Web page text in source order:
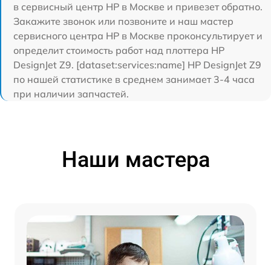
в сервисный центр HP в Москве и привезет обратно.
Закажите звонок или позвоните и наш мастер
сервисного центра HP в Москве проконсультирует и
определит стоимость работ над плоттера HP
DesignJet Z9. [dataset:services:name] HP DesignJet Z9
по нашей статистике в среднем занимает 3-4 часа
при наличии запчастей.
Наши мастера